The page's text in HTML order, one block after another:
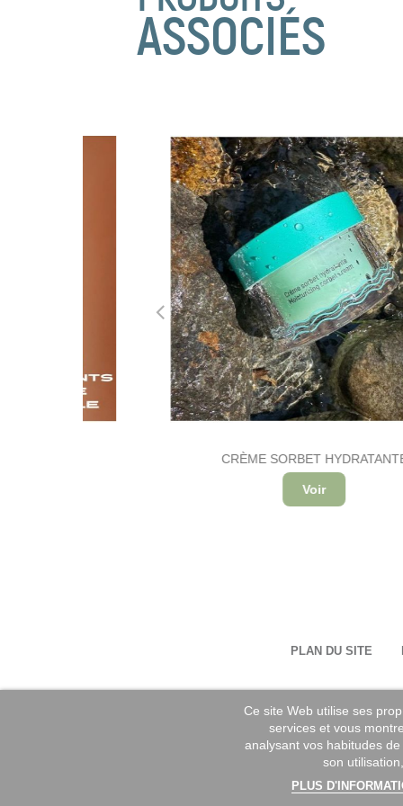
ASSOCIÉS
CRÈME SORBET HYDRATANTE
PLAN DU SITE
Ce site Web utilise ses
services et vous
analysant vos habitudes
son
PLUS